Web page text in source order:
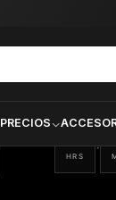
PRECIOS 14
HRS
: